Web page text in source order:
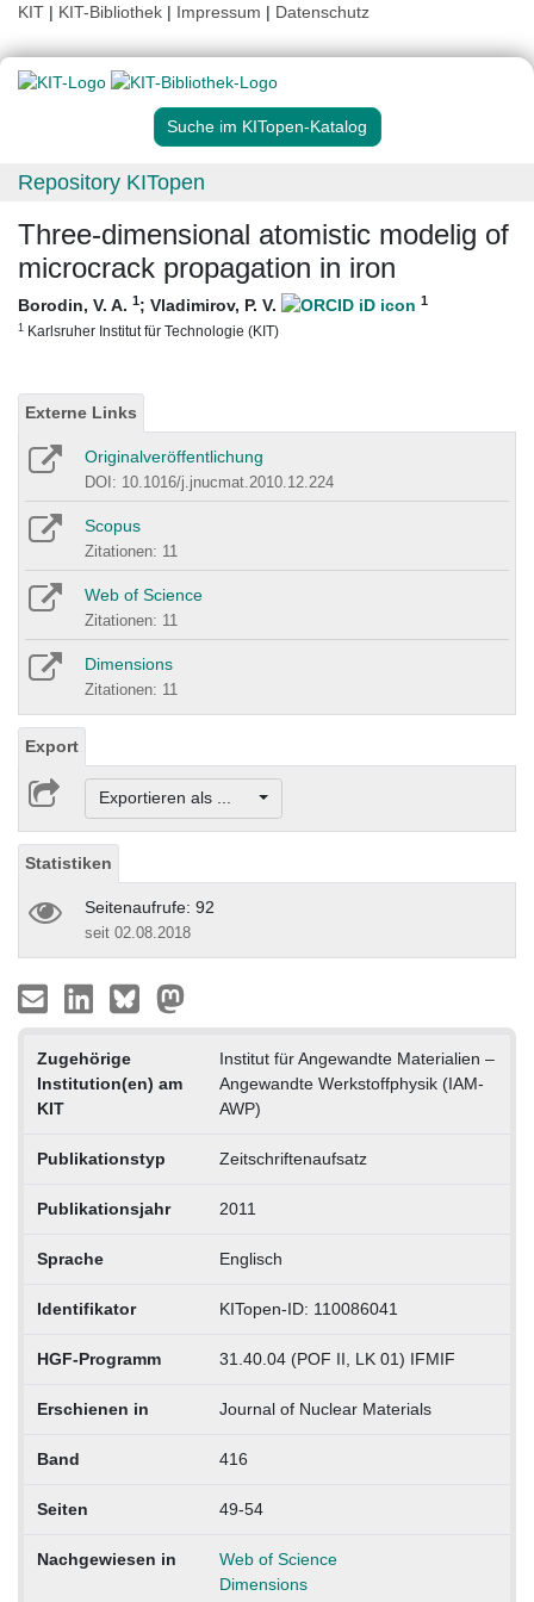
KIT | KIT-Bibliothek | Impressum | Datenschutz
Suche im KITopen-Katalog
Repository KITopen
Three-dimensional atomistic modelig of
microcrack propagation in iron
Borodin, V. A. 1; Vladimirov, P. V. 1
1 Karlsruher Institut für Technologie (KIT)
Externe Links
Originalveröffentlichung
DOI: 10.1016/j.jnucmat.2010.12.224
Scopus
Zitationen: 11
Web of Science
Zitationen: 11
Dimensions
Zitationen: 11
Export
Exportieren als ...
Statistiken
Seitenaufrufe: 92
seit 02.08.2018
Zugehörige
Institution(en) am
KIT
Institut für Angewandte Materialien –
Angewandte Werkstoffphysik (IAM-
AWP)
Publikationstyp Zeitschriftenaufsatz
Publikationsjahr 2011
Sprache Englisch
Identifikator KITopen-ID: 110086041
HGF-Programm 31.40.04 (POF II, LK 01) IFMIF
Erschienen in Journal of Nuclear Materials
Band 416
Seiten 49-54
Nachgewiesen in
Web of Science
Dimensions